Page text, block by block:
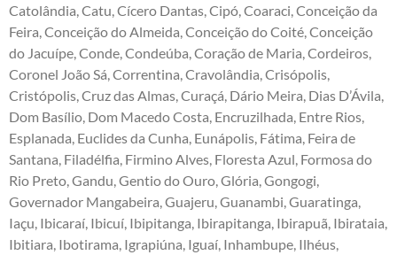
Catolândia, Catu, Cícero Dantas, Cipó, Coaraci, Conceição da
Feira, Conceição do Almeida, Conceição do Coité, Conceição
do Jacuípe, Conde, Condeúba, Coração de Maria, Cordeiros,
Coronel João Sá, Correntina, Cravolândia, Crisópolis,
Cristópolis, Cruz das Almas, Curaçá, Dário Meira, Dias D’Ávila,
Dom Basílio, Dom Macedo Costa, Encruzilhada, Entre Rios,
Esplanada, Euclides da Cunha, Eunápolis, Fátima, Feira de
Santana, Filadélfia, Firmino Alves, Floresta Azul, Formosa do
Rio Preto, Gandu, Gentio do Ouro, Glória, Gongogi,
Governador Mangabeira, Guajeru, Guanambi, Guaratinga,
Iaçu, Ibicaraí, Ibicuí, Ibipitanga, Ibirapitanga, Ibirapuã, Ibirataia,
Ibitiara, Ibotirama, Igrapiúna, Iguaí, Inhambupe, Ilhéus,